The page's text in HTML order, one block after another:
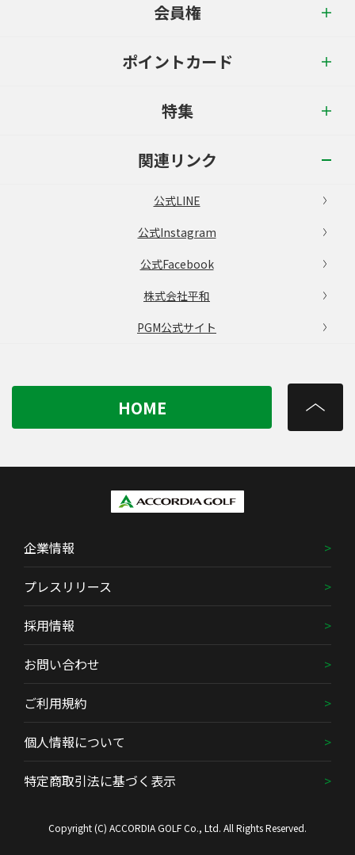
会員権
ポイントカード
特集
関連リンク
公式LINE
公式Instagram
公式Facebook
株式会社平和
PGM公式サイト
HOME
企業情報
プレスリリース
採用情報
お問い合わせ
ご利用規約
個人情報について
特定商取引法に基づく表示
Copyright (C) ACCORDIA GOLF Co., Ltd. All Rights Reserved.